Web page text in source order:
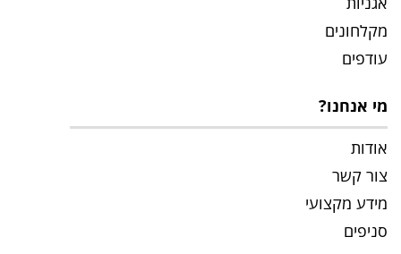
מקלחונים
עודפים
מי אנחנו?
אודות
צור קשר
מידע מקצועי
סניפים